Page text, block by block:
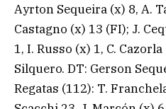
Ayrton Sequeira (x) 8, A.
Castagno (x) 13 (FI); J.
1, I. Russo (x) 1, C. Cazorla
Silquero. DT: Gerson
Regatas (112): T.